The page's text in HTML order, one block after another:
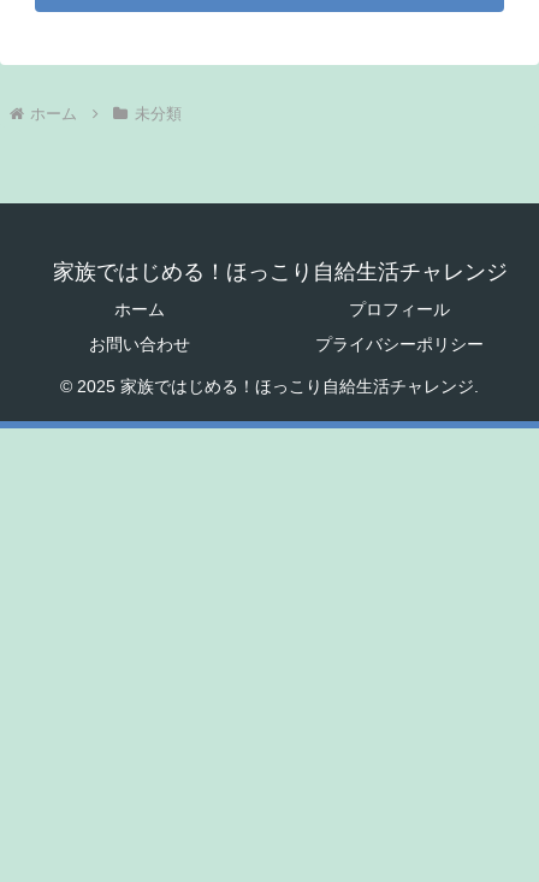
ホーム 未分類
家族ではじめる！ほっこり自給生活チャレンジ
ホーム
プロフィール
お問い合わせ
プライバシーポリシー
© 2025 家族ではじめる！ほっこり自給生活チャレンジ.